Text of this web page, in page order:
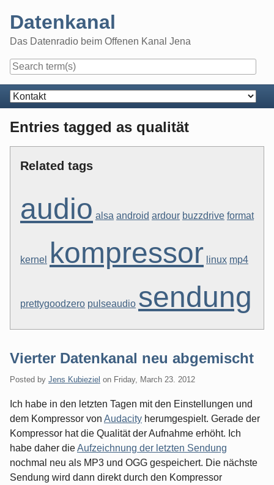
content
Datenkanal
Das Datenradio beim Offenen Kanal Jena
Navigation
Entries tagged as qualität
Related tags
audio alsa android ardour buzzdrive format
kernel kompressor linux mp4
prettygoodzero pulseaudio sendung
Vierter Datenkanal neu abgemischt
Posted by Jens Kubieziel on Friday, March 23. 2012
Ich habe in den letzten Tagen mit den Einstellungen und
dem Kompressor von Audacity herumgespielt. Gerade der
Kompressor hat die Qualität der Aufnahme erhöht. Ich
habe daher dieAufzeichnung der letzten Sendung
nochmal neu als MP3 und OGG gespeichert. Die nächste
Sendung wird dann direkt durch den Kompressor